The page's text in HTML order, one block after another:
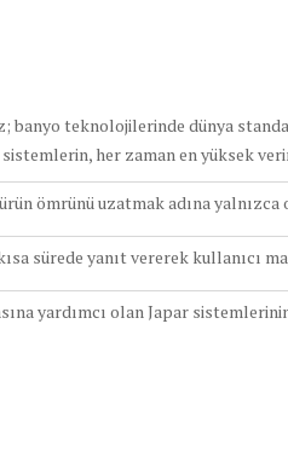
banyo teknolojilerinde dünya
her zaman en yüksek
ömrünü uzatmak adına
sürede yanıt vererek kullanıcı
yardımcı olan Japar